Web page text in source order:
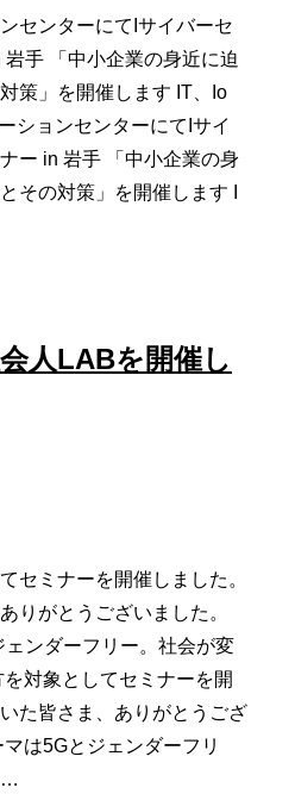
センターにてIサイバーセ
手 「中小企業の身近に迫
策」を開催します IT、Io
ョンセンターにてIサイ
ー in 岩手 「中小企業の身
その対策」を開催します I
人LABを開催し
セミナーを開催しました。
りがとうございました。
ンダーフリー。社会が変
対象としてセミナーを開
た皆さま、ありがとうござ
は5Gとジェンダーフリ